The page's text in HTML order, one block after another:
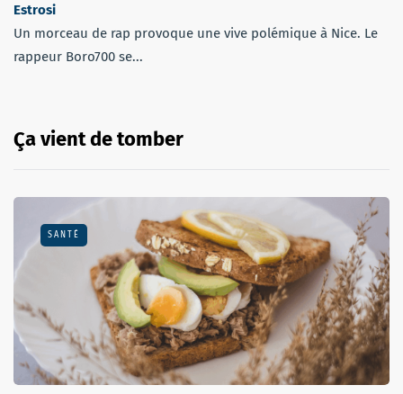
Estrosi
Un morceau de rap provoque une vive polémique à Nice. Le
rappeur Boro700 se...
Ça vient de tomber
SANTÉ